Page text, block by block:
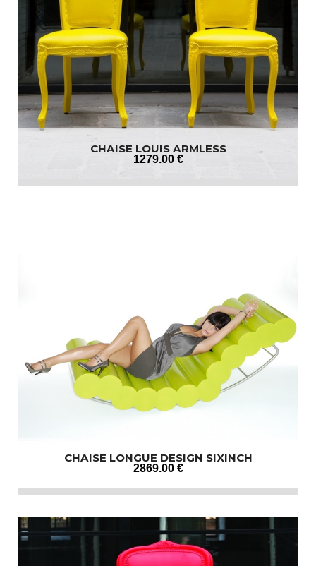
CHAISE LOUIS ARMLESS
1279.00 €
CHAISE LONGUE DESIGN SIXINCH
2869.00 €